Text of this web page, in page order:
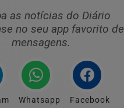
as notícias do Diário
no seu app favorito de
mensagens.
Whatsapp Facebook